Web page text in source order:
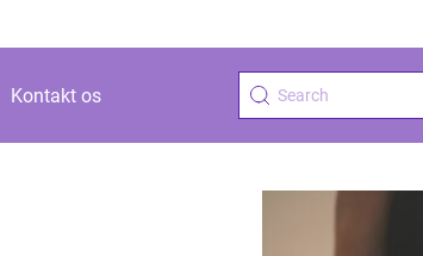
Kontakt os